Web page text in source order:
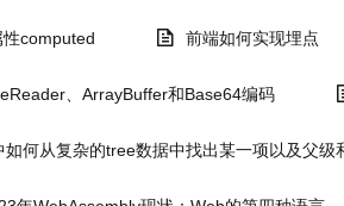
computed 前端如何实现埋点
、ArrayBuffer和Base64编码
如何从复杂的tree数据中找出某一项以及父级